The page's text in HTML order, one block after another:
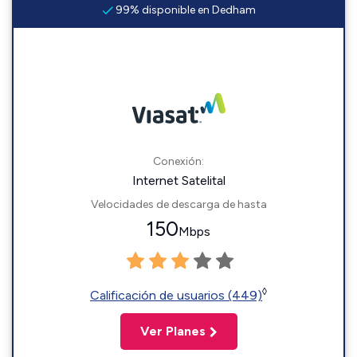
99% disponible en Dedham
Conexión:
Internet Satelital
Velocidades de descarga de hasta
150Mbps
Calificación de usuarios (449)◊
Ver Planes